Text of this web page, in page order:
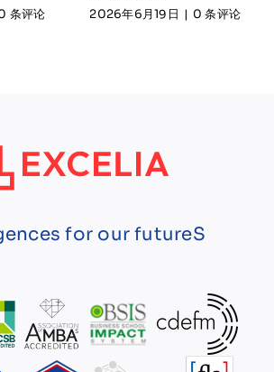
条评论 2026年6月19日 | 0 条评论
for our futureS